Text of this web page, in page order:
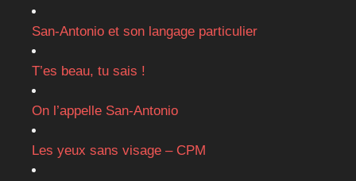
San-Antonio et son langage particulier
T’es beau, tu sais !
On l’appelle San-Antonio
Les yeux sans visage – CPM